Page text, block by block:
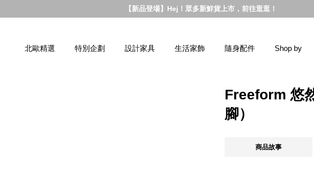
【新品登場】Hej！眾多新鮮貨上市，前往逛逛！
北歐精選 特別企劃 設計家具 生活家飾 隨身配件 Shop by
Freeform 悠
腳）
商品故事